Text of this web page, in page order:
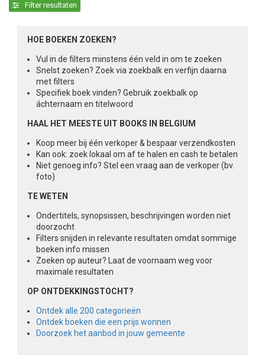
Filter resultaten
HOE BOEKEN ZOEKEN?
Vul in de filters minstens één veld in om te zoeken
Snelst zoeken? Zoek via zoekbalk en verfijn daarna
met filters
Specifiek boek vinden? Gebruik zoekbalk op
áchternaam en titelwoord
HAAL HET MEESTE UIT BOOKS IN BELGIUM
Koop meer bij één verkoper & bespaar verzendkosten
Kan ook: zoek lokaal om af te halen en cash te betalen
Niet genoeg info? Stel een vraag aan de verkoper (bv.
foto)
TE WETEN
Ondertitels, synopsissen, beschrijvingen worden niet
doorzocht
Filters snijden in relevante resultaten omdat sommige
boeken info missen
Zoeken op auteur? Laat de voornaam weg voor
maximale resultaten
OP ONTDEKKINGSTOCHT?
Ontdek alle 200 categorieën
Ontdek boeken die een prijs wonnen
Doorzoek het aanbod in jouw gemeente